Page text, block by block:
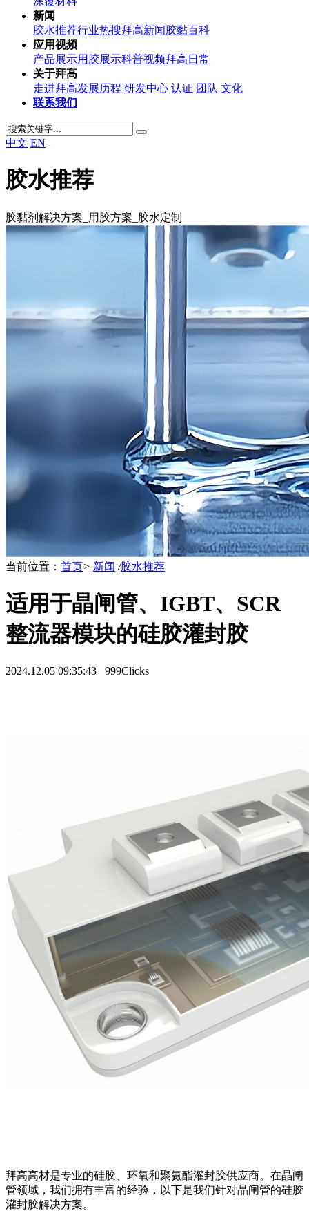
新闻
胶水推荐行业热搜拜高新闻胶黏百科
应用视频
产品展示用胶展示科普视频拜高日常
关于拜高
走进拜高发展历程 研发中心 认证 团队 文化
联系我们
中文 EN
胶水推荐
胶黏剂解决方案_用胶方案_胶水定制
当前位置： 首页> 新闻 /胶水推荐
适用于晶闸管、IGBT、SCR
整流器模块的硅胶灌封胶
2024.12.05 09:35:43 999Clicks
拜高高材是专业的硅胶、环氧和聚氨酯灌封胶供应商。在晶闸
管领域，我们拥有丰富的经验，以下是我们针对晶闸管的硅胶
灌封胶解决方案。